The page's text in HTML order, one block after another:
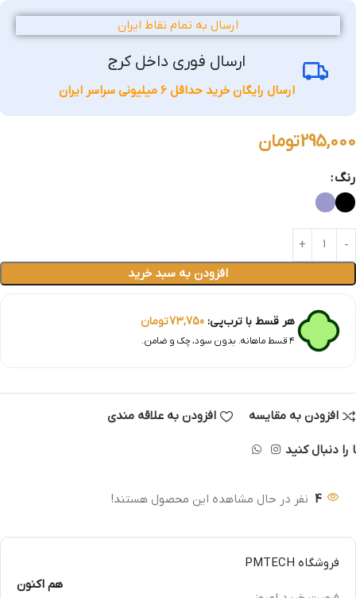
ارسال به تمام نقاط ایران
ارسال فوری داخل کرج
ارسال رایگان خرید حداقل 6 میلیونی سراسر ایران
295,000تومان
رنگ
افزودن به سبد خرید
هر قسط با ترب‌پی: 73,750تومان
۴ قسط ماهانه. بدون سود، چک و ضامن.
افزودن به مقایسه افزودن به علاقه مندی
را دنبال کنید
4 نفر در حال مشاهده این محصول هستند!
فروشگاه PMTECH
هم اکنون